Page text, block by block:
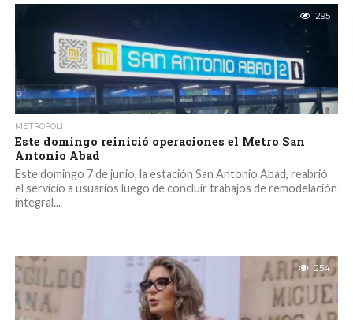
295
METROPOLI
Este domingo reinició operaciones el Metro San
Antonio Abad
Este domingo 7 de junio, la estación San Antonio Abad, reabrió
el servicio a usuarios luego de concluir trabajos de remodelación
integral...
254